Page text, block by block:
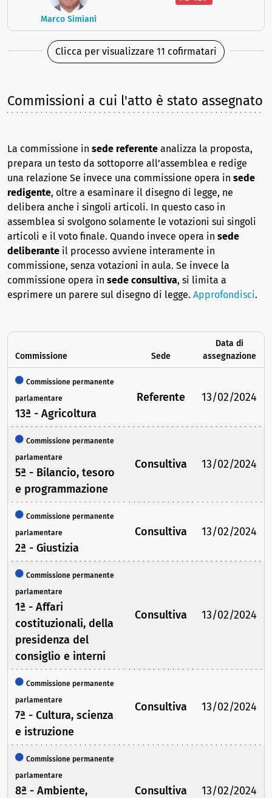
Marco Simiani
Clicca per visualizzare 11 cofirmatari
Commissioni a cui l'atto è stato assegnato
La commissione in sede referente analizza la proposta,
prepara un testo da sottoporre all’assemblea e redige
una relazione Se invece una commissione opera in sede
redigente, oltre a esaminare il disegno di legge, ne
delibera anche i singoli articoli. In questo caso in
assemblea si svolgono solamente le votazioni sui singoli
articoli e il voto finale. Quando invece opera in sede
deliberante il processo avviene interamente in
commissione, senza votazioni in aula. Se invece la
commissione opera in sede consultiva, si limita a
esprimere un parere sul disegno di legge. Approfondisci.
Commissione Sede
Data di
assegnazione
Commissione permanente
parlamentare
13ª - Agricoltura
Referente 13/02/2024
Commissione permanente
parlamentare
5ª - Bilancio, tesoro
e programmazione
Consultiva 13/02/2024
Commissione permanente
parlamentare
2ª - Giustizia
Consultiva 13/02/2024
Commissione permanente
parlamentare
1ª - Affari
costituzionali, della
presidenza del
consiglio e interni
Consultiva 13/02/2024
Commissione permanente
parlamentare
7ª - Cultura, scienza
e istruzione
Consultiva 13/02/2024
Commissione permanente
parlamentare
8ª - Ambiente,
Consultiva 13/02/2024